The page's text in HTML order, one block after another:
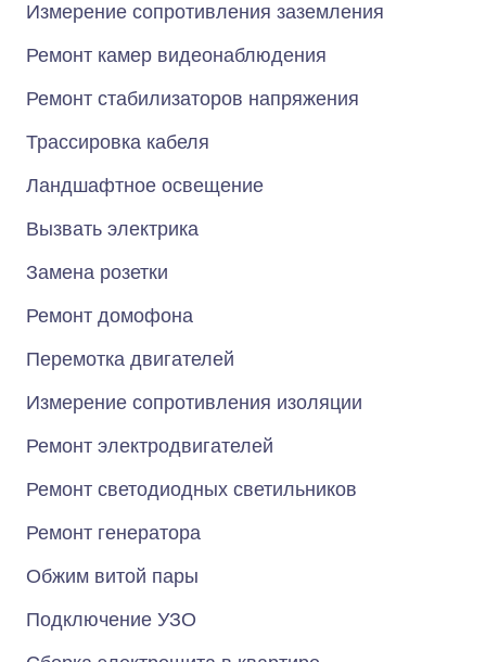
Измерение сопротивления заземления
Ремонт камер видеонаблюдения
Ремонт стабилизаторов напряжения
Трассировка кабеля
Ландшафтное освещение
Вызвать электрика
Замена розетки
Ремонт домофона
Перемотка двигателей
Измерение сопротивления изоляции
Ремонт электродвигателей
Ремонт светодиодных светильников
Ремонт генератора
Обжим витой пары
Подключение УЗО